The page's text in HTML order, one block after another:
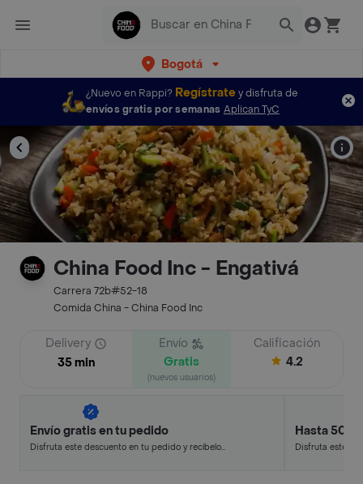
Bogotá
¿Nuevo en Rappi? Regístratey disfruta de
envíos gratis por semanas Aplican TyC
China Food Inc - Engativá
Carrera 72b#52-18
Comida China - China Food Inc
Delivery
35 min
Envío
Gratis
(nuevos usuarios)
Calificación
4.2
Envío gratis en tu pedido
Disfruta este descuento en tu pedido y recíbelo
Hasta 50%
Disfruta este